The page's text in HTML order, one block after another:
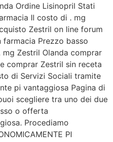
Ordine Lisinopril Stati
Il costo di . mg
Zestril on line forum
Prezzo basso
Zestril Olanda comprar
comprar Zestril sin receta
di Servizi Sociali tramite
pi vantaggiosa Pagina di
scegliere tra uno dei due
o offerta
Procediamo
PI